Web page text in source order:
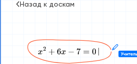
Назад к доскам